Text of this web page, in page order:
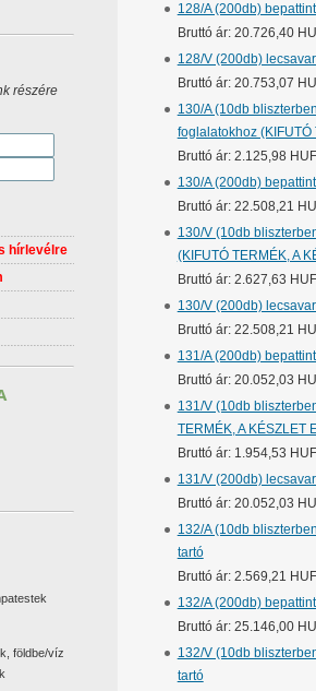
128/A (200db)
Bruttó ár: 20.726,40
128/V (200db)
Bruttó ár: 20.753,07
130/A (10db
foglalatokhoz (KIFUTÓ
Bruttó ár: 2.125,98 HUF
130/A (200db)
Bruttó ár: 22.508,21
130/V (10db
(KIFUTÓ TERMÉK, A
Bruttó ár: 2.627,63 HUF
130/V (200db)
Bruttó ár: 22.508,21
131/A (200db)
Bruttó ár: 20.052,03
131/V (10db
TERMÉK, A KÉSZLET
Bruttó ár: 1.954,53 HUF
131/V (200db)
Bruttó ár: 20.052,03
132/A (10db
tartó
Bruttó ár: 2.569,21 HUF
132/A (200db)
Bruttó ár: 25.146,00
132/V (10db
tartó
részére
hírlevélre
földbe/víz